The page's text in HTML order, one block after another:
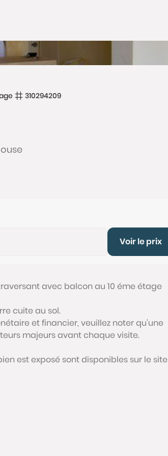
310294209
Voir le prix
avec balcon au 10 éme étage
cuite au sol.
et financier, veuillez noter qu'une
majeurs avant chaque visite.
est exposé sont disponibles sur le site